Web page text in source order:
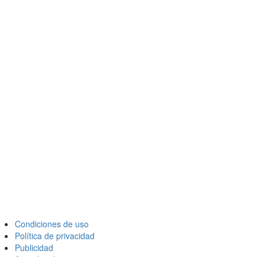
Condiciones de uso
Política de privacidad
Publicidad